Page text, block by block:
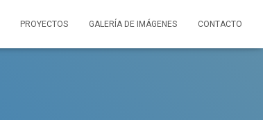
PROYECTOS GALERÍA DE IMÁGENES CONTACTO